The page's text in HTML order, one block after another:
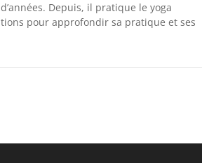
Depuis, il pratique le yoga
pour approfondir sa pratique et ses